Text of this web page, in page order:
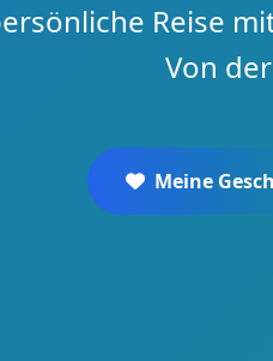
Reise
Von
Meine